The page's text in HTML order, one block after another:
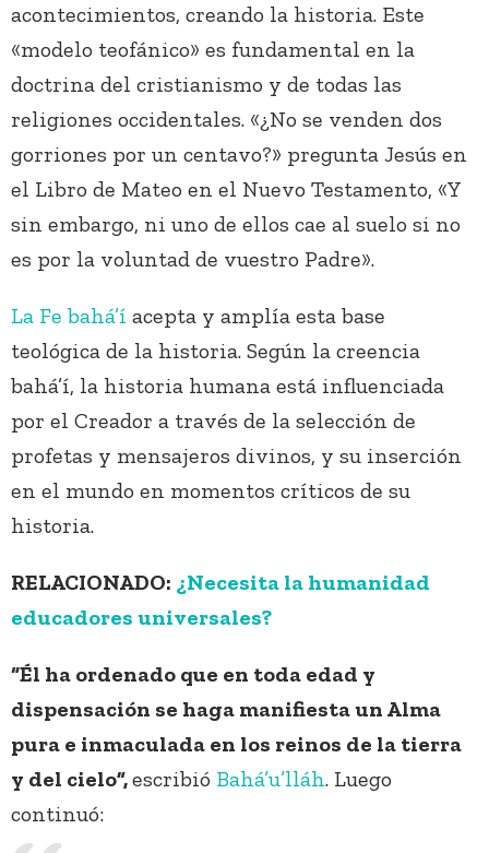
acontecimientos, creando la historia. Este
«modelo teofánico» es fundamental en la
doctrina del cristianismo y de todas las
religiones occidentales. «¿No se venden dos
gorriones por un centavo?» pregunta Jesús en
el Libro de Mateo en el Nuevo Testamento, «Y
sin embargo, ni uno de ellos cae al suelo si no
es por la voluntad de vuestro Padre».
La Fe bahá’í acepta y amplía esta base
teológica de la historia. Según la creencia
bahá’í, la historia humana está influenciada
por el Creador a través de la selección de
profetas y mensajeros divinos, y su inserción
en el mundo en momentos críticos de su
historia.
RELACIONADO: ¿Necesita la humanidad
educadores universales?
“Él ha ordenado que en toda edad y
dispensación se haga manifiesta un Alma
pura e inmaculada en los reinos de la tierra
y del cielo”,escribió Bahá’u’lláh. Luego
continuó: